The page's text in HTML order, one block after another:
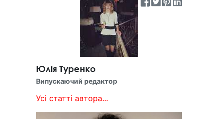
Юлія Туренко
Випускаючий редактор
Усі статті автора...